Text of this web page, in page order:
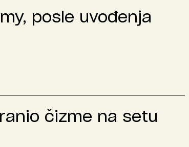
posle uvođenja
čizme na setu